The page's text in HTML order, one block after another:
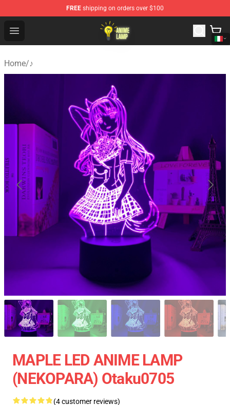
FREE shipping on orders over $100
Open menu
Anime Lamp Shop - The Best Store of Anime Lamp
Home/♪
MAPLE LED ANIME LAMP
(NEKOPARA) Otaku0705
(4 customer reviews)